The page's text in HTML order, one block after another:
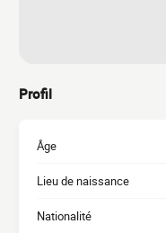
Profil
Âge
Lieu de naissance
Nationalité